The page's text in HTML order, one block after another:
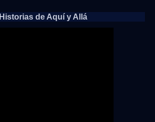
Historias de Aquí y Allá